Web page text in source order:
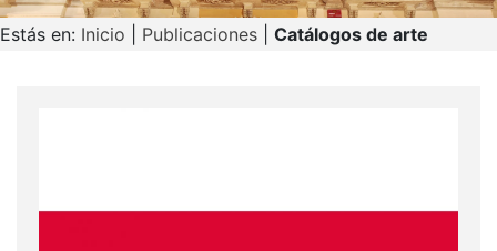
Estás en: Inicio Publicaciones Catálogos de arte